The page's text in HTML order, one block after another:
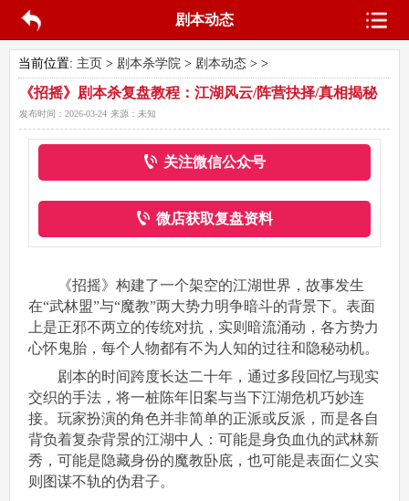
剧本动态
当前位置: 主页 > 剧本杀学院> 剧本动态> >
《招摇》剧本杀复盘教程：江湖风云/阵营抉择/真相揭秘
发布时间： 2026-03-24 来源： 未知
关注微信公众号
微店获取复盘资料
《招摇》构建了一个架空的江湖世界，故事发生
在“武林盟”与“魔教”两大势力明争暗斗的背景下。表面
上是正邪不两立的传统对抗，实则暗流涌动，各方势力
心怀鬼胎，每个人物都有不为人知的过往和隐秘动机。
剧本的时间跨度长达二十年，通过多段回忆与现实
交织的手法，将一桩陈年旧案与当下江湖危机巧妙连
接。玩家扮演的角色并非简单的正派或反派，而是各自
背负着复杂背景的江湖中人：可能是身负血仇的武林新
秀，可能是隐藏身份的魔教卧底，也可能是表面仁义实
则图谋不轨的伪君子。